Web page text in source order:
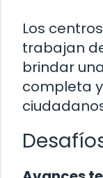
Los
trabajan
brindar
completa